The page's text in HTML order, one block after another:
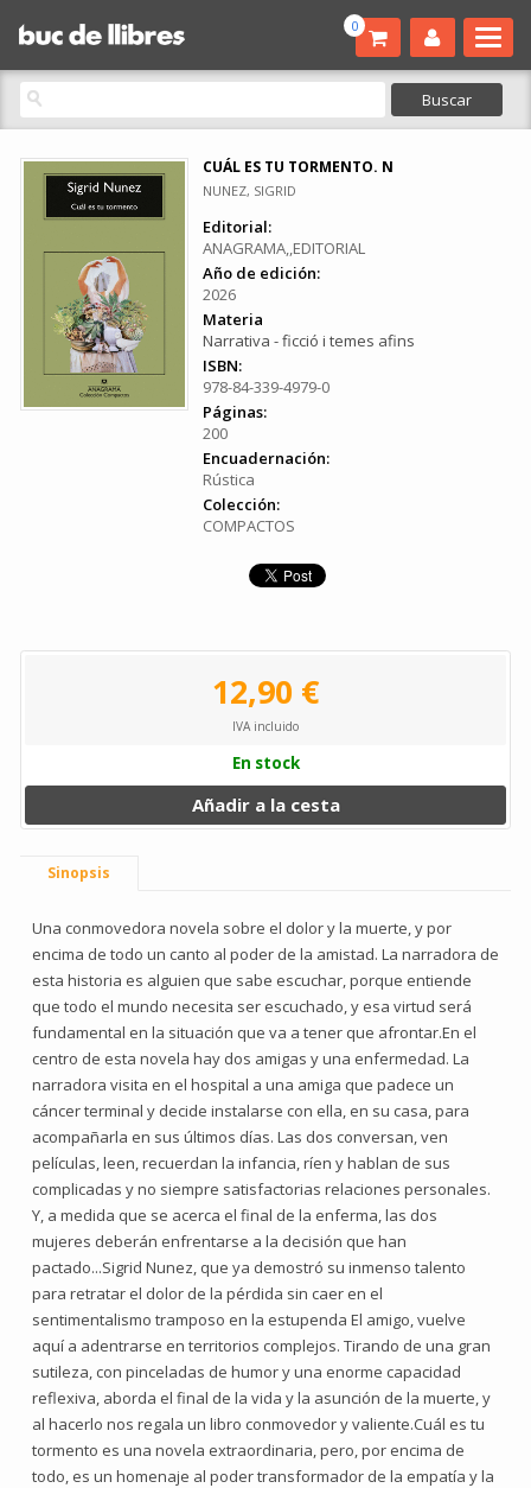
0
CUÁL ES TU TORMENTO. N
NUNEZ, SIGRID
Editorial:
ANAGRAMA,,EDITORIAL
Año de edición:
2026
Materia
Narrativa - ficció i temes afins
ISBN:
978-84-339-4979-0
Páginas:
200
Encuadernación:
Rústica
Colección:
COMPACTOS
12,90 €
IVA incluido
En stock
Añadir a la cesta
Sinopsis
Una conmovedora novela sobre el dolor y la muerte, y por
encima de todo un canto al poder de la amistad. La narradora de
esta historia es alguien que sabe escuchar, porque entiende
que todo el mundo necesita ser escuchado, y esa virtud será
fundamental en la situación que va a tener que afrontar.En el
centro de esta novela hay dos amigas y una enfermedad. La
narradora visita en el hospital a una amiga que padece un
cáncer terminal y decide instalarse con ella, en su casa, para
acompañarla en sus últimos días. Las dos conversan, ven
películas, leen, recuerdan la infancia, ríen y hablan de sus
complicadas y no siempre satisfactorias relaciones personales.
Y, a medida que se acerca el final de la enferma, las dos
mujeres deberán enfrentarse a la decisión que han
pactado...Sigrid Nunez, que ya demostró su inmenso talento
para retratar el dolor de la pérdida sin caer en el
sentimentalismo tramposo en la estupenda El amigo, vuelve
aquí a adentrarse en territorios complejos. Tirando de una gran
sutileza, con pinceladas de humor y una enorme capacidad
reflexiva, aborda el final de la vida y la asunción de la muerte, y
al hacerlo nos regala un libro conmovedor y valiente.Cuál es tu
tormento es una novela extraordinaria, pero, por encima de
todo, es un homenaje al poder transformador de la empatía y la